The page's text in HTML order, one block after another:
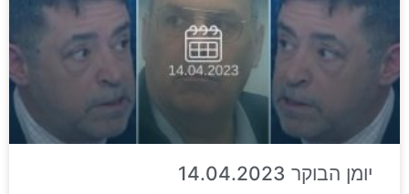
יומן הבוקר 14.04.2023